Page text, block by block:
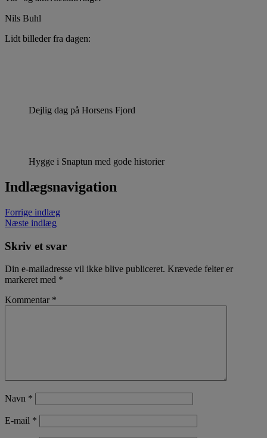
Nils Buhl
Lidt billeder fra dagen:
Dejlig dag på Horsens Fjord
Hygge i Snaptun med gode historier
Indlægsnavigation
Forrige indlæg
Næste indlæg
Skriv et svar
Din e-mailadresse vil ikke blive publiceret. Krævede felter er
markeret med *
Kommentar *
Navn *
E-mail *